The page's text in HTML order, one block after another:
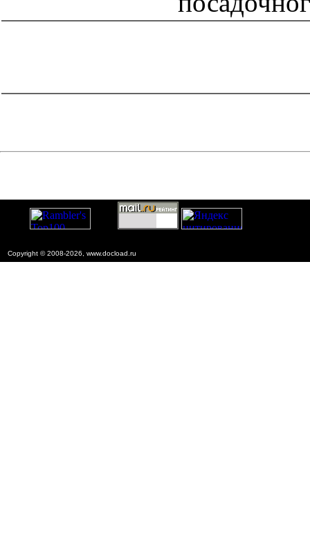
Copyright © 2008-2026, www.docload.ru